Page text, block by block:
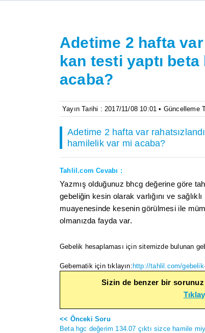
Adetime 2 hafta
kan testi yaptı beta
acaba?
Yayın Tarihi : 2017/11/08 10:01 • Güncelleme
Adetime 2 hafta var
hamilelik var mi acaba?
Tahlil.com Cevabı :
Yazmış olduğunuz bhcg değerine göre
gebeliğin kesin olarak varlığını ve
muayenesinde kesenin görülmesi ile
olmanızda fayda var.
Gebelik hesaplaması için sitemizde bulunan
Gebematik için tıklayın: http://tahlil.com/
Sizin de benzer bir
<< Önceki Soru
Beta hgc değerim 134.07 çıktı sizce hamile